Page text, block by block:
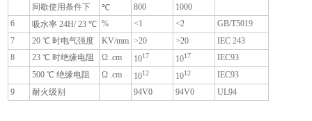
间歇使用条件下
℃ 800
1000
6
吸水率 24H/ 23 ℃ % <1 <2
GB/T5019
7
20 ℃ 时电气强度 KV/mm >20 >20
IEC 243
8
23 ℃ 时绝缘电阻 Ω .cm 1017 1017
IEC93
500 ℃ 绝缘电阻
Ω .cm 1012 1012
IEC93
9
耐火级别 94V0 94V0 UL94